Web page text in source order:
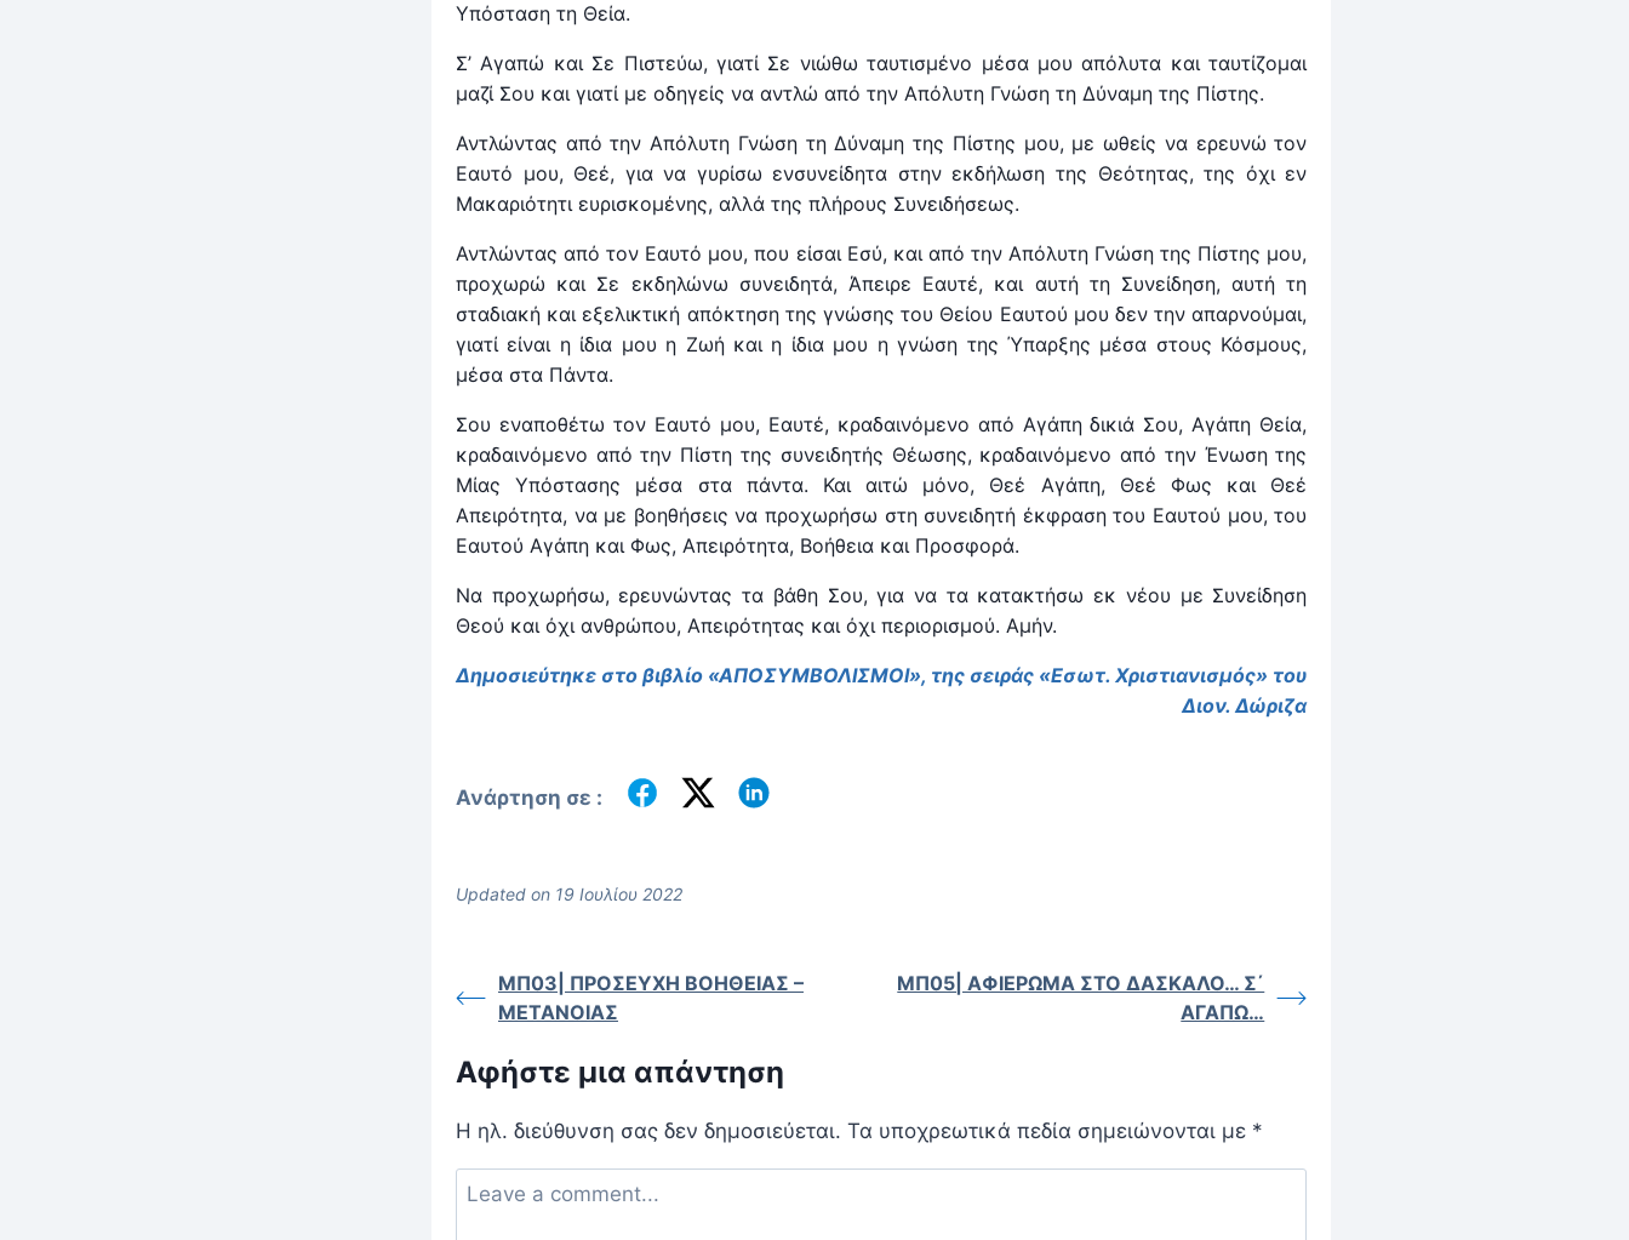
Υπόσταση τη Θεία.
Σ’ Αγαπώ και Σε Πιστεύω, γιατί Σε νιώθω ταυτισμένο μέσα μου απόλυτα και ταυτίζομαι
μαζί Σου και γιατί με οδηγείς να αντλώ από την Απόλυτη Γνώση τη Δύναμη της Πίστης.
Αντλώντας από την Απόλυτη Γνώση τη Δύναμη της Πίστης μου, με ωθείς να ερευνώ τον
Εαυτό μου, Θεέ, για να γυρίσω ενσυνείδητα στην εκδήλωση της Θεότητας, της όχι εν
Μακαριότητι ευρισκομένης, αλλά της πλήρους Συνειδήσεως.
Αντλώντας από τον Εαυτό μου, που είσαι Εσύ, και από την Απόλυτη Γνώση της Πίστης μου,
προχωρώ και Σε εκδηλώνω συνειδητά, Άπειρε Εαυτέ, και αυτή τη Συνείδηση, αυτή τη
σταδιακή και εξελικτική απόκτηση της γνώσης του Θείου Εαυτού μου δεν την απαρνούμαι,
γιατί είναι η ίδια μου η Ζωή και η ίδια μου η γνώση της Ύπαρξης μέσα στους Κόσμους,
μέσα στα Πάντα.
Σου εναποθέτω τον Εαυτό μου, Εαυτέ, κραδαινόμενο από Αγάπη δικιά Σου, Αγάπη Θεία,
κραδαινόμενο από την Πίστη της συνειδητής Θέωσης, κραδαινόμενο από την Ένωση της
Μίας Υπόστασης μέσα στα πάντα. Και αιτώ μόνο, Θεέ Αγάπη, Θεέ Φως και Θεέ
Απειρότητα, να με βοηθήσεις να προχωρήσω στη συνειδητή έκφραση του Εαυτού μου, του
Εαυτού Αγάπη και Φως, Απειρότητα, Βοήθεια και Προσφορά.
Να προχωρήσω, ερευνώντας τα βάθη Σου, για να τα κατακτήσω εκ νέου με Συνείδηση
Θεού και όχι ανθρώπου, Απειρότητας και όχι περιορισμού. Αμήν.
Δημοσιεύτηκε στο βιβλίο «ΑΠΟΣΥΜΒΟΛΙΣΜΟΙ», της σειράς «Εσωτ. Χριστιανισμός» του
Διον. Δώριζα
Ανάρτηση σε :
Updated on 19 Ιουλίου 2022
ΜΠ03| ΠΡΟΣΕΥΧΗ ΒΟΗΘΕΙΑΣ –
ΜΕΤΑΝΟΙΑΣ
ΜΠ05| ΑΦΙΕΡΩΜΑ ΣΤΟ ΔΑΣΚΑΛΟ… Σ΄
ΑΓΑΠΩ…
Αφήστε μια απάντηση
Η ηλ. διεύθυνση σας δεν δημοσιεύεται. Τα υποχρεωτικά πεδία σημειώνονται με *